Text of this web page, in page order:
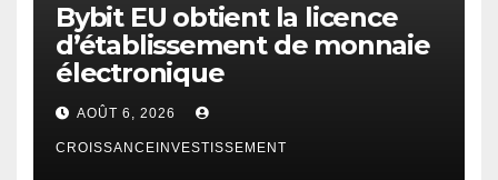
Bybit EU obtient la licence
d’établissement de monnaie
électronique
AOÛT 6, 2026
CROISSANCEINVESTISSEMENT